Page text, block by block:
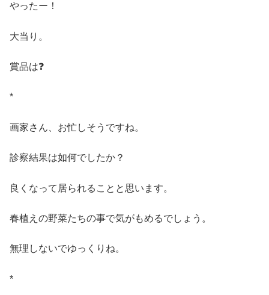
やったー！
大当り。
賞品は❓
*
画家さん、お忙しそうですね。
診察結果は如何でしたか？
良くなって居られることと思います。
春植えの野菜たちの事で気がもめるでしょう。
無理しないでゆっくりね。
*